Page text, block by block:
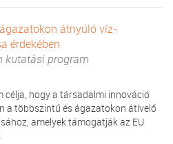
átnyúló víz-
érdekében
kutatási program
hogy a társadalmi innováció
a többszintű és ágazatokon átívelő
amelyek támogatják az EU